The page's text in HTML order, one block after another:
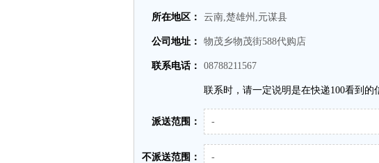
所在地区： 云南,楚雄州,元谋县
公司地址： 物茂乡物茂街588代购店
联系电话： 08788211567
联系时，请一定说明是在快递100看到的
派送范围： -
不派送范围： -